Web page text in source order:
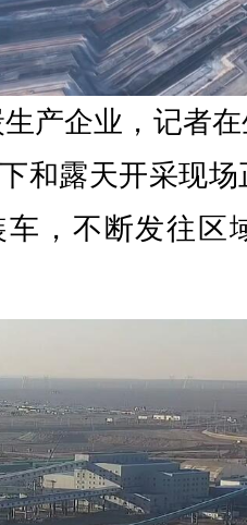
产企业，记者
和露天开采现
，不断发往区